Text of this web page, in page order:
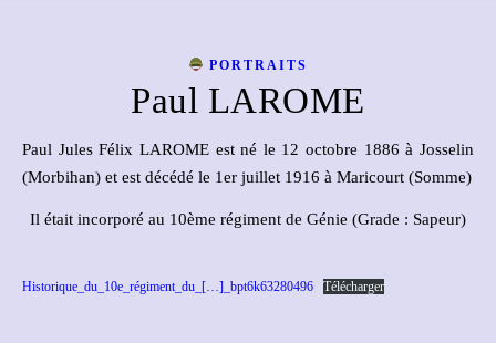
PORTRAITS
Paul LAROME
Paul Jules Félix LAROME est né le 12 octobre 1886 à Josselin
(Morbihan) et est décédé le 1er juillet 1916 à Maricourt (Somme)
Il était incorporé au 10ème régiment de Génie (Grade : Sapeur)
Historique_du_10e_régiment_du_[…]_bpt6k63280496 Télécharger